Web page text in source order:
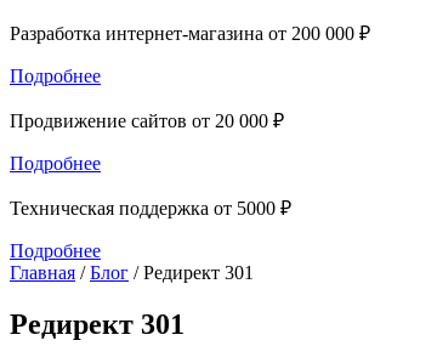
Разработка интернет-магазина от 200 000 ₽
Подробнее
Продвижение сайтов от 20 000 ₽
Подробнее
Техническая поддержка от 5000 ₽
Подробнее
Главная / Блог / Редирект 301
Редирект 301